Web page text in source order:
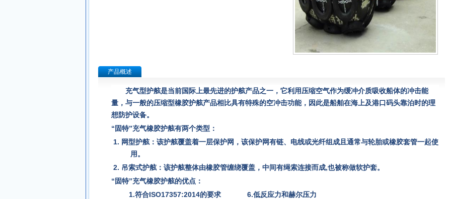
产品概述
充气型护舷是当前国际上最先进的护舷产品之一，它利用压缩空气作为缓冲介质吸收船体的冲击能
量，与一般的压缩型橡胶护舷产品相比具有特殊的空冲击功能，因此是船舶在海上及港口码头靠泊时的理
想防护设备。
“固特”充气橡胶护舷有两个类型：
1. 网型护舷：该护舷覆盖着一层保护网，该保护网有链、电线或光纤组成且通常与轮胎或橡胶套管一起使
用。
2. 吊索式护舷：该护舷整体由橡胶管缠绕覆盖，中间有绳索连接而成,也被称做软护套。
“固特”充气橡胶护舷的优点：
1.符合ISO17357:2014的要求 6.低反应力和赫尔压力